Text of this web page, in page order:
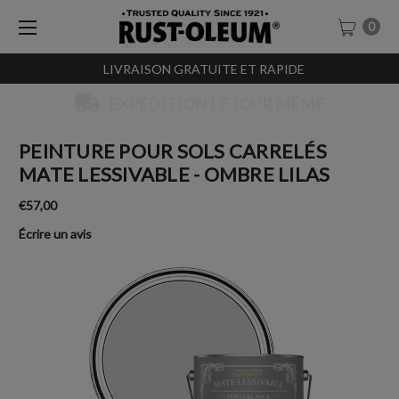
LIVRAISON GRATUITE ET RAPIDE
0
PEINTURE POUR SOLS CARRELÉS
MATE LESSIVABLE - OMBRE LILAS
€57,00
Écrire un avis